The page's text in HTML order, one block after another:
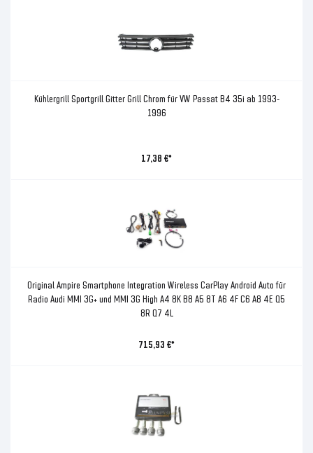
Kühlergrill Sportgrill Gitter Grill Chrom für VW Passat B4 35i ab 1993-
1996
17,38 €*
Original Ampire Smartphone Integration Wireless CarPlay Android Auto für
Radio Audi MMI 3G+ und MMI 3G High A4 8K B8 A5 8T A6 4F C6 A8 4E Q5
8R Q7 4L
715,93 €*